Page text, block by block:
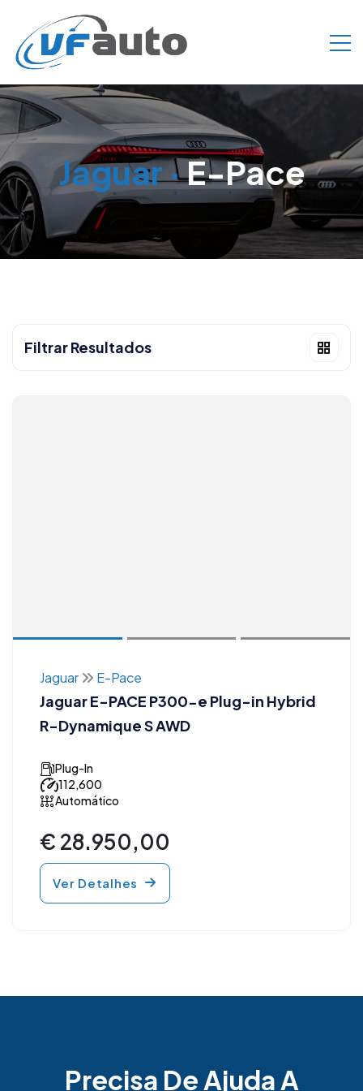
Jaguar·E-Pace
Filtrar Resultados
Jaguar E-Pace
Jaguar E-PACE P300-e Plug-in Hybrid
R-Dynamique S AWD
Plug-In
112,600
Automático
€ 28.950,00
Ver Detalhes
Precisa De Ajuda A